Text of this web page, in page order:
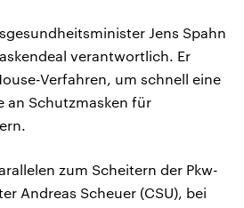
Jens Spahn
verantwortlich. Er
Verfahren, um schnell eine
an Schutzmasken für
zum Scheitern der Pkw-
Andreas Scheuer (CSU), bei